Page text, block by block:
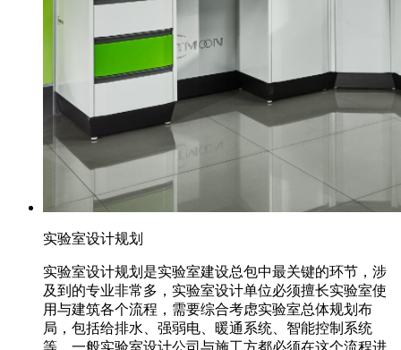
实验室设计规划
实验室设计规划是实验室建设总包中最关键的环节，涉
及到的专业非常多，实验室设计单位必须擅长实验室使
用与建筑各个流程，需要综合考虑实验室总体规划布
局，包括给排水、强弱电、暖通系统、智能控制系统
等。一般实验室设计公司与施工方都必须在这个流程进